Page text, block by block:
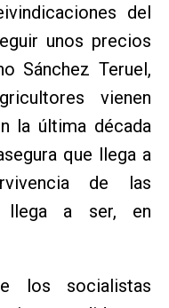
del
unos precios
Sánchez Teruel,
vienen
la última década
que llega a
de las
llega a ser, en
los socialistas